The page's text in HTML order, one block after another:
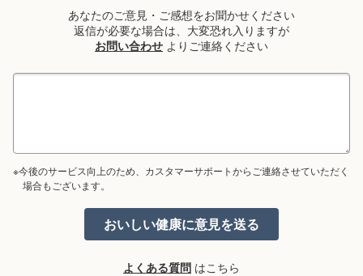
あなたのご意見・ご感想をお聞かせください
返信が必要な場合は、大変恐れ入りますが
お問い合わせ よりご連絡ください
※今後のサービス向上のため、カスタマーサポートからご連絡させていただく
場合もございます。
よくある質問 はこちら